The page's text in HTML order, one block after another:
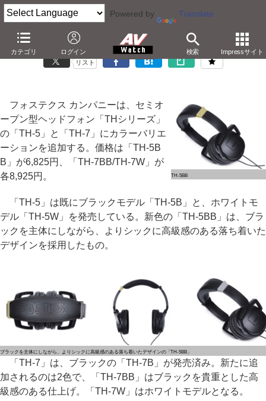
Powered by Translate
カテゴリ ログイン 検索 Impressサイト
フォステクス、セミオープンヘッドフォン「TH」シリーズに新色追加
リスト
TH-5BB
フォステクス カンパニーは、セミオ
ープン型ヘッドフォン「THシリーズ」
の「TH-5」と「TH-7」にカラーバリエ
ーションを追加する。価格は「TH-5B
B」が6,825円、「TH-7BB/TH-7W」が
各8,925円。
「TH-5」は既にブラックモデル「TH-5B」と、ホワイトモ
デル「TH-5W」を発売している。新色の「TH-5BB」は、ブラ
ックを主体にしながら、よりシックに高級感のある落ち着いた
デザインを採用したもの。
ブラックを主体にしながら、よりシックに高級感のある落ち着いたデザインの「TH-5BB」
「TH-7」は、ブラックの「TH-7B」が発売済み。新たに追
加されるのは2色で、「TH-7BB」はブラックを貴重とした高
級感のある仕上げ。「TH-7W」はホワイトモデルとなる。